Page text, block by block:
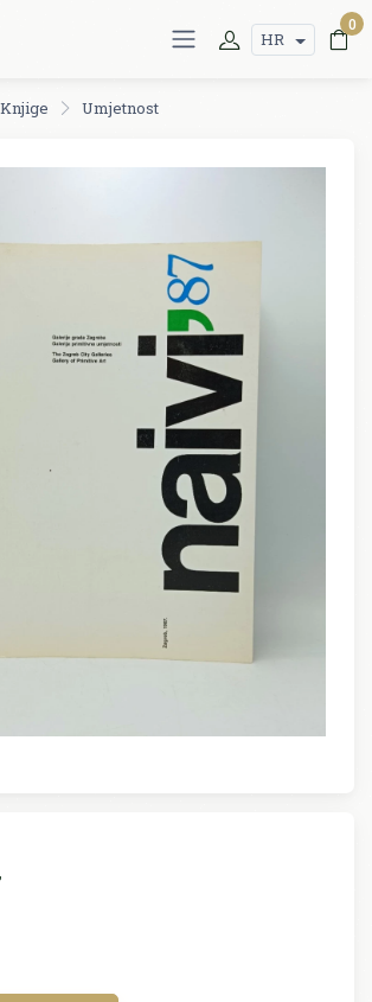
HR
0
Knjige Umjetnost